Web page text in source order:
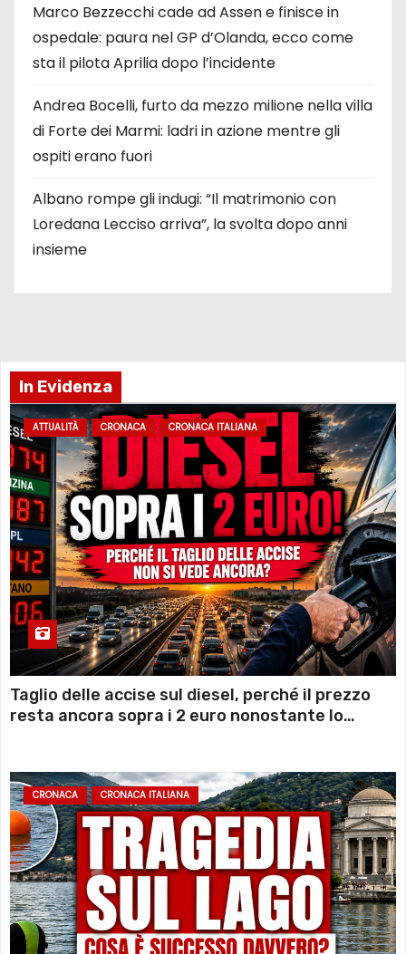
Marco Bezzecchi cade ad Assen e finisce in
ospedale: paura nel GP d’Olanda, ecco come
sta il pilota Aprilia dopo l’incidente
Andrea Bocelli, furto da mezzo milione nella villa
di Forte dei Marmi: ladri in azione mentre gli
ospiti erano fuori
Albano rompe gli indugi: “Il matrimonio con
Loredana Lecciso arriva”, la svolta dopo anni
insieme
In Evidenza
ATTUALITÀ CRONACA CRONACA ITALIANA
Taglio delle accise sul diesel, perché il prezzo
resta ancora sopra i 2 euro nonostante lo
CRONACA CRONACA ITALIANA